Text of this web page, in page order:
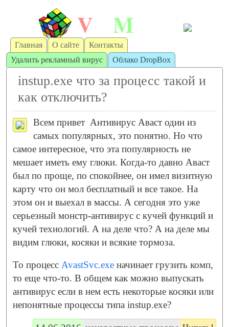
V Machine
Главная О сайте
Контакты
Удалить рекламный вирус
Облако DropBox
instup.exe что за процесс такой и
как отключить?
Всем привет Антивирус Аваст один из
самых популярных, это понятно. Но что
самое интересное, что эта популярность не
мешает иметь ему глюки. Когда-то давно Аваст
был по проще, по спокойнее, он имел визитную
карту что он мол бесплатный и все такое. На
этом он и выехал в массы. А сегодня это уже
серьезный монстр-антивирус с кучей функций и
кучей технологий. А на деле что? А на деле мы
видим глюки, косяки и всякие тормоза.
То процесс AvastSvc.exe начинает грузить комп,
то еще что-то. В общем как можно выпускать
антивирус если в нем есть некоторые косяки или
непонятные процессы типа instup.exe?